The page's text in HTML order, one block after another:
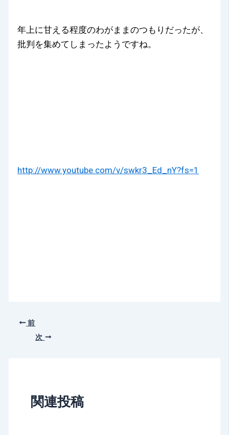
年上に甘える程度のわがままのつもりだったが、
批判を集めてしまったようですね。
http://www.youtube.com/v/swkr3_Ed_nY?fs=1
前
次
関連投稿